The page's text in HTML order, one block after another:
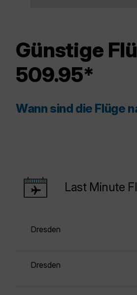
Günstige
509.95*
Wann sind die Flüge
Last Minute
Dresden
Dresden